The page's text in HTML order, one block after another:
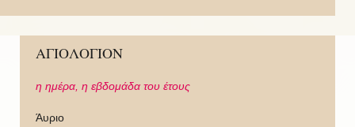
ΑΓΙΟΛΟΓΙΟΝ
η ημέρα, η εβδομάδα του έτους
Άυριο